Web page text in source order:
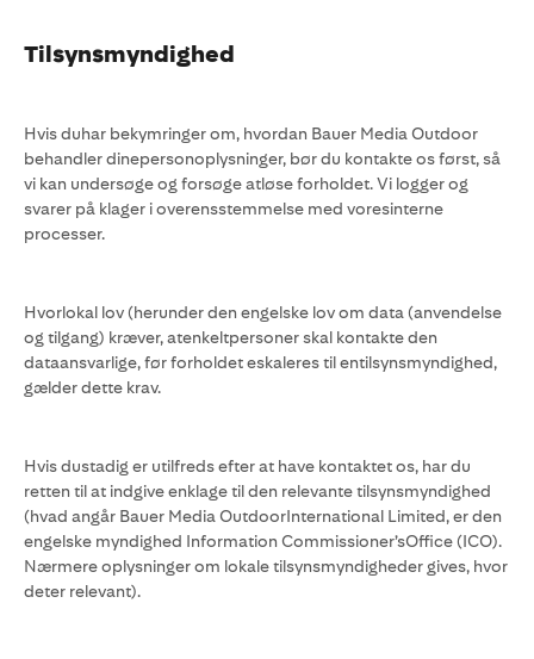
Tilsynsmyndighed
Hvis duhar bekymringer om, hvordan Bauer Media Outdoor
behandler dinepersonoplysninger, bør du kontakte os først, så
vi kan undersøge og forsøge atløse forholdet. Vi logger og
svarer på klager i overensstemmelse med voresinterne
processer.
Hvorlokal lov (herunder den engelske lov om data (anvendelse
og tilgang) kræver, atenkeltpersoner skal kontakte den
dataansvarlige, før forholdet eskaleres til entilsynsmyndighed,
gælder dette krav.
Hvis dustadig er utilfreds efter at have kontaktet os, har du
retten til at indgive enklage til den relevante tilsynsmyndighed
(hvad angår Bauer Media OutdoorInternational Limited, er den
engelske myndighed Information Commissioner’sOffice (ICO).
Nærmere oplysninger om lokale tilsynsmyndigheder gives, hvor
deter relevant).